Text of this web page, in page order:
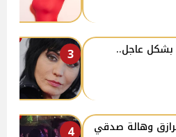
3
بشكل عاجل..
4
وهالة صدقي